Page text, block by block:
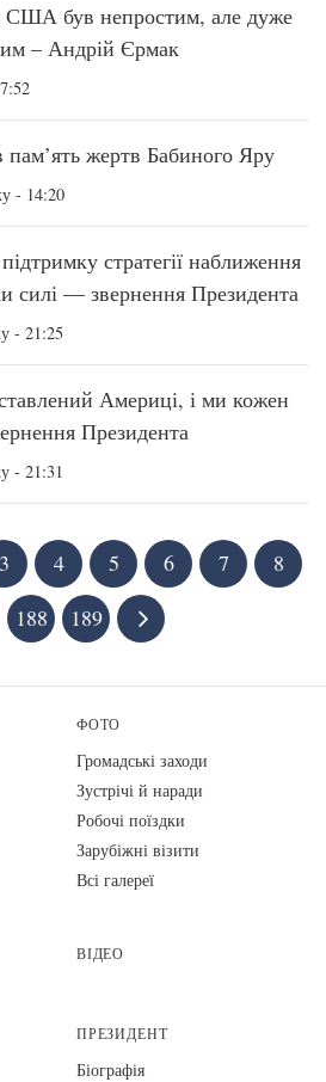
США був непростим, але дуже
– Андрій Єрмак
жертв Бабиного Яру
- 14:20
стратегії наближення
силі — звернення Президента
- 21:25
Америці, і ми кожен
Президента
- 21:31
3 4 5 6 7
8
188 189
ФОТО
Громадські заходи
Зустрічі й наради
Робочі поїздки
Зарубіжні візити
Всі галереї
ВІДЕО
ПРЕЗИДЕНТ
Біографія